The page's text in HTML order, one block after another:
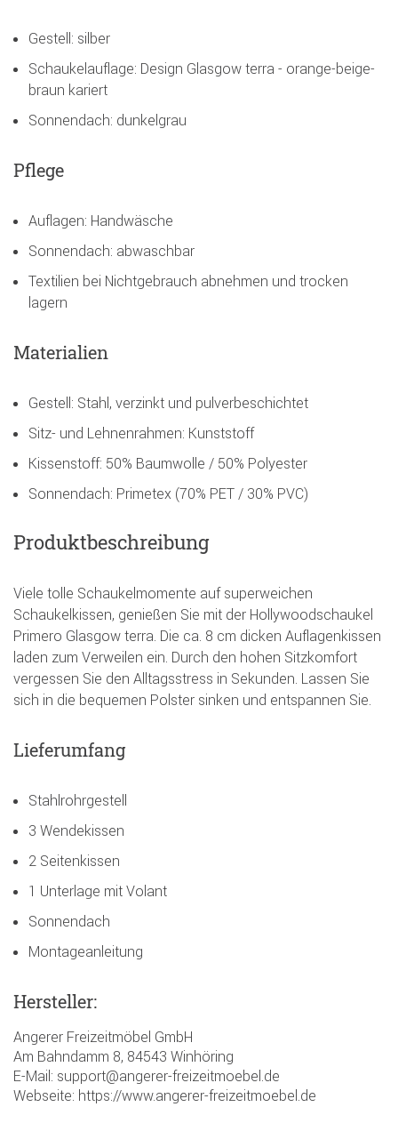
Gestell: silber
Schaukelauflage: Design Glasgow terra - orange-beige-
braun kariert
Sonnendach: dunkelgrau
Pflege
Auflagen: Handwäsche
Sonnendach: abwaschbar
Textilien bei Nichtgebrauch abnehmen und trocken
lagern
Materialien
Gestell: Stahl, verzinkt und pulverbeschichtet
Sitz- und Lehnenrahmen: Kunststoff
Kissenstoff: 50% Baumwolle / 50% Polyester
Sonnendach: Primetex (70% PET / 30% PVC)
Produktbeschreibung
Viele tolle Schaukelmomente auf superweichen
Schaukelkissen, genießen Sie mit der Hollywoodschaukel
Primero Glasgow terra. Die ca. 8 cm dicken Auflagenkissen
laden zum Verweilen ein. Durch den hohen Sitzkomfort
vergessen Sie den Alltagsstress in Sekunden. Lassen Sie
sich in die bequemen Polster sinken und entspannen Sie.
Lieferumfang
Stahlrohrgestell
3 Wendekissen
2 Seitenkissen
1 Unterlage mit Volant
Sonnendach
Montageanleitung
Hersteller:
Angerer Freizeitmöbel GmbH
Am Bahndamm 8, 84543 Winhöring
E-Mail: support@angerer-freizeitmoebel.de
Webseite: https://www.angerer-freizeitmoebel.de